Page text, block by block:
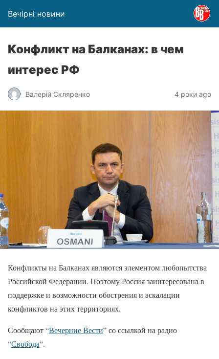
Вечірні новини
Конфликт на Балканах: в чем
интерес РФ
Валерій Скляренко 4 роки ago
Конфликты на Балканах являются элементом любопытства
Российской Федерации. Поэтому Россия заинтересована в
поддержке и возможности обострения и эскалации
конфликтов на этих территориях.
Сообщают “Вечерние Вести” со ссылкой на радио
“Свобода“.